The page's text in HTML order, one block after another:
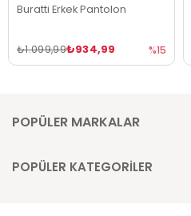
Buratti Erkek Pantolon
₺934,99
₺1.099,99 %15
POPÜLER MARKALAR
POPÜLER KATEGORİLER